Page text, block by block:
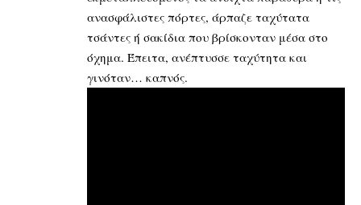
ανασφάλιστες πόρτες, άρπαζε ταχύτατα
τσάντες ή σακίδια που βρίσκονταν μέσα στο
όχημα. Έπειτα, ανέπτυσσε ταχύτητα και
γινόταν… καπνός.